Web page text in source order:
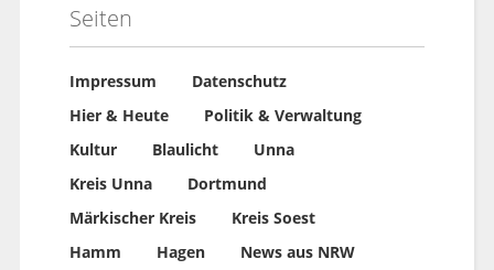
Seiten
Impressum
Datenschutz
Hier & Heute
Politik & Verwaltung
Kultur
Blaulicht
Unna
Kreis Unna
Dortmund
Märkischer Kreis
Kreis Soest
Hamm
Hagen News aus NRW